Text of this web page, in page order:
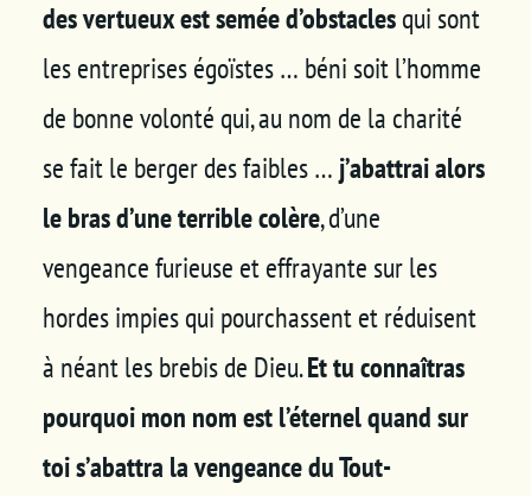
des vertueux est semée d’obstaclesqui sont
les entreprises égoïstes … béni soit l’homme
de bonne volonté qui, au nom de la charité
se fait le berger des faibles … j’abattrai alors
le bras d’une terrible colère, d’une
vengeance furieuse et effrayante sur les
hordes impies qui pourchassent et réduisent
à néant les brebis de Dieu.Et tu connaîtras
pourquoi mon nom est l’éternel quand sur
toi s’abattra la vengeance du Tout-